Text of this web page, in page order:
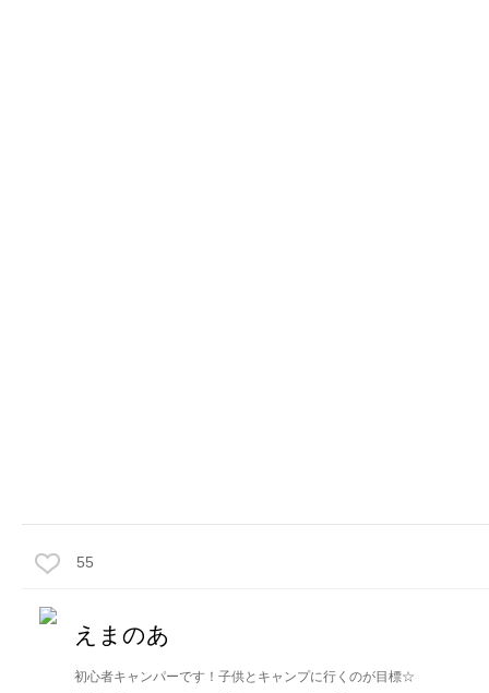
55
えまのあ
初心者キャンパーです！子供とキャンプに行くのが目標☆